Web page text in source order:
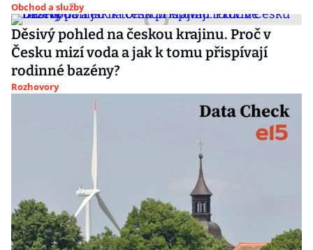
Obchod a služby
Děsivý pohled na českou krajinu. Proč v
Česku mizí voda a jak k tomu přispívají
rodinné bazény?
Rozhovory